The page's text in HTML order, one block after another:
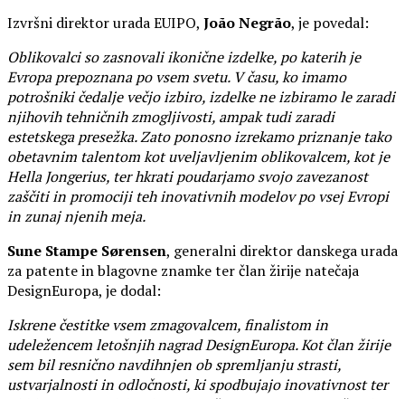
Izvršni direktor urada EUIPO, João Negrão, je povedal:
Oblikovalci so zasnovali ikonične izdelke, po katerih je
Evropa prepoznana po vsem svetu. V času, ko imamo
potrošniki čedalje večjo izbiro, izdelke ne izbiramo le zaradi
njihovih tehničnih zmogljivosti, ampak tudi zaradi
estetskega presežka. Zato ponosno izrekamo priznanje tako
obetavnim talentom kot uveljavljenim oblikovalcem, kot je
Hella Jongerius, ter hkrati poudarjamo svojo zavezanost
zaščiti in promociji teh inovativnih modelov po vsej Evropi
in zunaj njenih meja.
Sune Stampe Sørensen, generalni direktor danskega urada
za patente in blagovne znamke ter član žirije natečaja
DesignEuropa, je dodal:
Iskrene čestitke vsem zmagovalcem, finalistom in
udeležencem letošnjih nagrad DesignEuropa. Kot član žirije
sem bil resnično navdihnjen ob spremljanju strasti,
ustvarjalnosti in odločnosti, ki spodbujajo inovativnost ter